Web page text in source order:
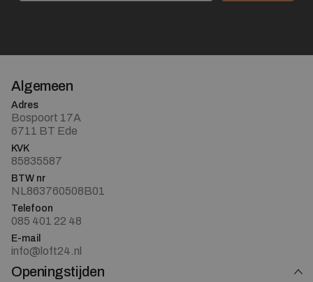
Algemeen
Adres
Bospoort 17A
6711 BT Ede
KVK
85835587
BTW nr
NL863760508B01
Telefoon
085 401 22 48
E-mail
info@loft24.nl
Openingstijden